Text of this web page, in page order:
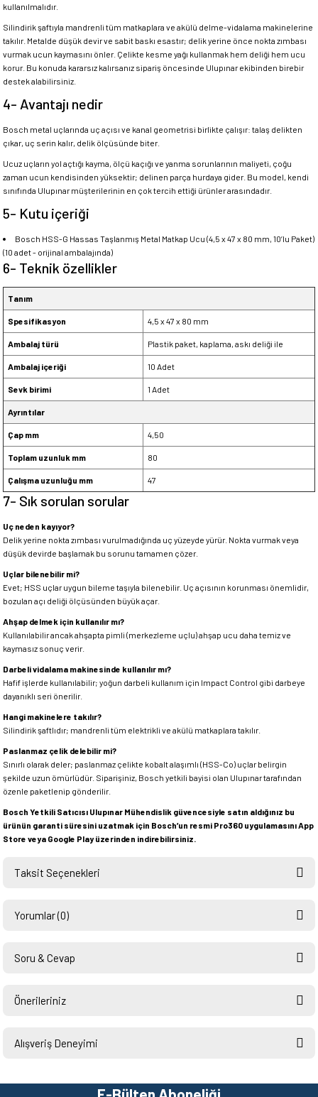
kullanılmalıdır.
Silindirik şaftıyla mandrenli tüm matkaplara ve akülü delme-vidalama makinelerine
takılır. Metalde düşük devir ve sabit baskı esastır; delik yerine önce nokta zımbası
vurmak ucun kaymasını önler. Çelikte kesme yağı kullanmak hem deliği hem ucu
korur. Bu konuda kararsız kalırsanız sipariş öncesinde Ulupınar ekibinden birebir
destek alabilirsiniz.
4- Avantajı nedir
Bosch metal uçlarında uç açısı ve kanal geometrisi birlikte çalışır: talaş delikten
çıkar, uç serin kalır, delik ölçüsünde biter.
Ucuz uçların yol açtığı kayma, ölçü kaçığı ve yanma sorunlarının maliyeti, çoğu
zaman ucun kendisinden yüksektir; delinen parça hurdaya gider. Bu model, kendi
sınıfında Ulupınar müşterilerinin en çok tercih ettiği ürünler arasındadır.
5- Kutu içeriği
Bosch HSS-G Hassas Taşlanmış Metal Matkap Ucu (4,5 x 47 x 80 mm, 10’lu Paket)
(10 adet - orijinal ambalajında)
6- Teknik özellikler
Tanım
Spesifikasyon 4,5 x 47 x 80 mm
Ambalaj türü Plastik paket, kaplama, askı deliği ile
Ambalaj içeriği 10 Adet
Sevk birimi 1 Adet
Ayrıntılar
Çap mm 4,50
Toplam uzunluk mm 80
Çalışma uzunluğu mm 47
7- Sık sorulan sorular
Uç neden kayıyor?
Delik yerine nokta zımbası vurulmadığında uç yüzeyde yürür. Nokta vurmak veya
düşük devirde başlamak bu sorunu tamamen çözer.
Uçlar bilenebilir mi?
Evet; HSS uçlar uygun bileme taşıyla bilenebilir. Uç açısının korunması önemlidir,
bozulan açı deliği ölçüsünden büyük açar.
Ahşap delmek için kullanılır mı?
Kullanılabilir ancak ahşapta pimli (merkezleme uçlu) ahşap ucu daha temiz ve
kaymasız sonuç verir.
Darbeli vidalama makinesinde kullanılır mı?
Hafif işlerde kullanılabilir; yoğun darbeli kullanım için Impact Control gibi darbeye
dayanıklı seri önerilir.
Hangi makinelere takılır?
Silindirik şaftlıdır; mandrenli tüm elektrikli ve akülü matkaplara takılır.
Paslanmaz çelik delebilir mi?
Sınırlı olarak deler; paslanmaz çelikte kobalt alaşımlı (HSS-Co) uçlar belirgin
şekilde uzun ömürlüdür. Siparişiniz, Bosch yetkili bayisi olan Ulupınar tarafından
özenle paketlenip gönderilir.
Bosch Yetkili Satıcısı Ulupınar Mühendislik güvencesiyle satın aldığınız bu
ürünün garanti süresini uzatmak için Bosch’un resmi Pro360 uygulamasını App
Store veya Google Play üzerinden indirebilirsiniz.
Taksit Seçenekleri
Yorumlar (0)
Soru & Cevap
Önerileriniz
yetersiz gördüğünüz noktaları öneri formunu kullanarak tarafımıza
Alışveriş Deneyimi
Teşekkürler.
E-Bülten Aboneliği